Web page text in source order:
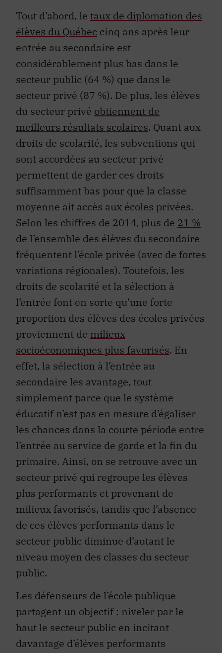
Tout d’abord, le taux de diplomation des
élèves du Québec cinq ans après leur
entrée au secondaire est
considérablement plus bas dans le
secteur public (64 %) que dans le
secteur privé (87 %). De plus, les élèves
du secteur privé obtiennent de
meilleurs résultats scolaires. Quant aux
droits de scolarité, les subventions qui
sont accordées au secteur privé
permettent de garder ces droits
suffisamment bas pour que la classe
moyenne ait accès aux écoles privées.
Selon les chiffres de 2014, plus de 21 %
de l’ensemble des élèves du secondaire
fréquentent l’école privée (avec de fortes
variations régionales). Toutefois, les
droits de scolarité et la sélection à
l’entrée font en sorte qu’une forte
proportion des élèves des écoles privées
proviennent de milieux
socioéconomiques plus favorisés. En
effet, la sélection à l’entrée au
secondaire les avantage, tout
simplement parce que le système
éducatif n’est pas en mesure d’égaliser
les chances dans la courte période entre
l’entrée au service de garde et la fin du
primaire. Ainsi, on se retrouve avec un
secteur privé qui regroupe les élèves
plus performants et provenant de
milieux favorisés, tandis que l’absence
de ces élèves performants dans le
secteur public diminue d’autant le
niveau moyen des classes du secteur
public.
Les défenseurs de l’école publique
partagent un objectif : niveler par le
haut le secteur public en incitant
davantage d’élèves performants